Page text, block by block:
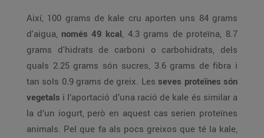
Així, 100 grams de kale cru aporten uns 84 grams
d'aigua, només 49 kcal, 4.3 grams de proteïna, 8.7
grams d'hidrats de carboni o carbohidrats, dels
quals 2.25 grams són sucres, 3.6 grams de fibra i
tan sols 0.9 grams de greix. Les seves proteïnes són
vegetals i l’aportació d’una ració de kale és similar a
la d’un iogurt, però en aquest cas serien proteïnes
animals. Pel que fa als pocs greixos que té la kale,